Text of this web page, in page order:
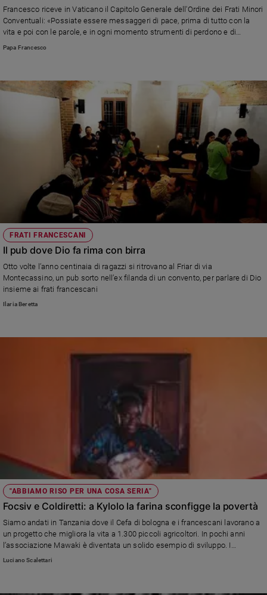
Francesco riceve in Vaticano il Capitolo Generale dell'Ordine dei Frati Minori
Conventuali: «Possiate essere messaggeri di pace, prima di tutto con la
vita e poi con le parole, e in ogni momento strumenti di perdono e di
misericordia»
Papa Francesco
FRATI FRANCESCANI
Il pub dove Dio fa rima con birra
Otto volte l’anno centinaia di ragazzi si ritrovano al Friar di via
Montecassino, un pub sorto nell’ex filanda di un convento, per parlare di Dio
insieme ai frati francescani
Ilaria Beretta
"ABBIAMO RISO PER UNA COSA SERIA"
Focsiv e Coldiretti: a Kylolo la farina sconfigge la povertà
Siamo andati in Tanzania dove il Cefa di bologna e i francescani lavorano a
un progetto che migliora la vita a 1.300 piccoli agricoltori. In pochi anni
l’associazione Mawaki è diventata un solido esempio di sviluppo. I
contadini riescono a guadagnare di più e c’è maggiore sicurezza
Luciano Scalettari